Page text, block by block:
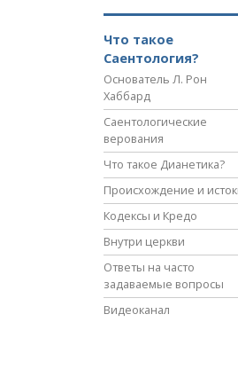
Что такое
Саентология?
Основатель Л. Рон
Хаббард
Саентологические
верования
Что такое Дианетика?
Происхождение и
Кодексы и Кредо
Внутри церкви
Ответы на часто
задаваемые вопросы
Видеоканал